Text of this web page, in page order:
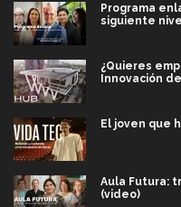
Programa
siguiente
¿Quieres
Innovación
El joven que
Aula Futura:
(video)